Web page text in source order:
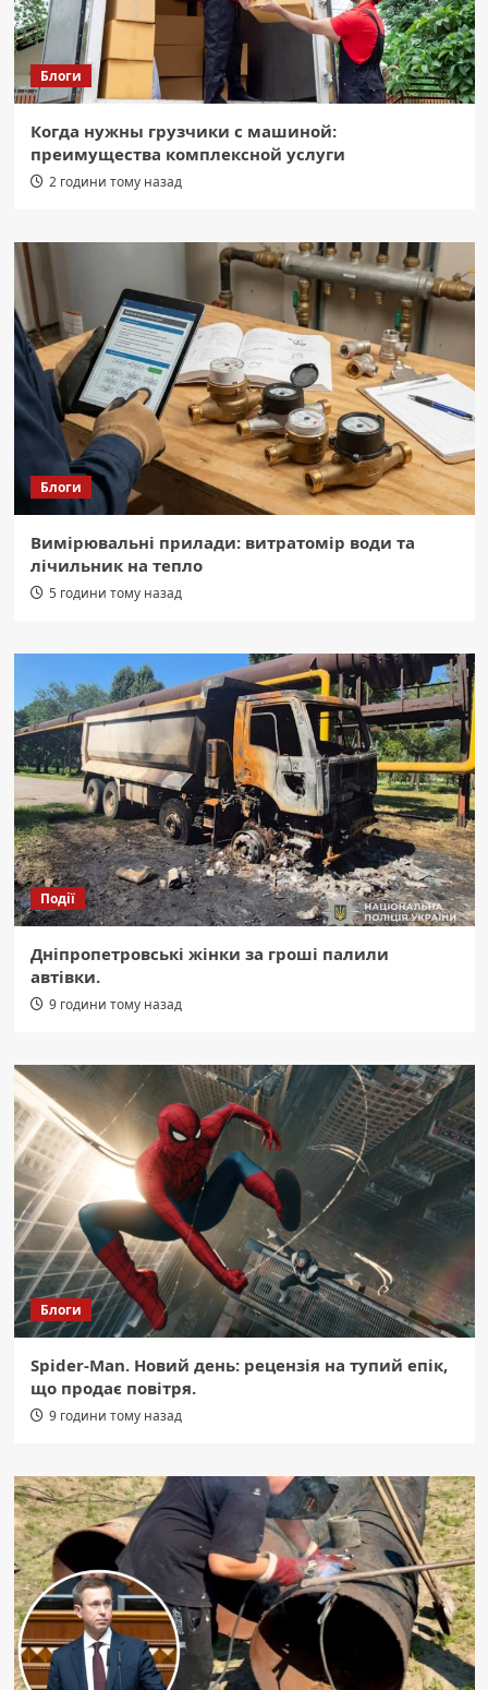
Блоги
Когда нужны грузчики с машиной:
преимущества комплексной услуги
2 години тому назад
Блоги
Вимірювальні прилади: витратомір води та
лічильник на тепло
5 години тому назад
Події
Дніпропетровські жінки за гроші палили
автівки.
9 години тому назад
Блоги
Spider-Man. Новий день: рецензія на тупий епік,
що продає повітря.
9 години тому назад